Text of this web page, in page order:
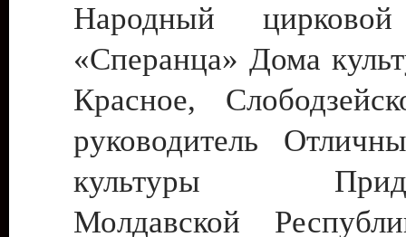
Народный цирковой
«Сперанца» Дома
Красное,
руководитель
культуры
Молдавской